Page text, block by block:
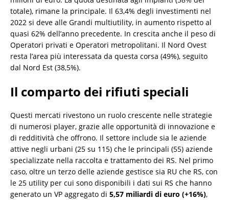
totale), rimane la principale. Il 63,4% degli investimenti nel
2022 si deve alle Grandi multiutility, in aumento rispetto al
quasi 62% dell’anno precedente. In crescita anche il peso di
Operatori privati e Operatori metropolitani. Il Nord Ovest
resta l’area più interessata da questa corsa (49%), seguito
dal Nord Est (38,5%).
Il comparto dei rifiuti speciali
Questi mercati rivestono un ruolo crescente nelle strategie
di numerosi player, grazie alle opportunità di innovazione e
di redditività che offrono. Il settore include sia le aziende
attive negli urbani (25 su 115) che le principali (55) aziende
specializzate nella raccolta e trattamento dei RS. Nel primo
caso, oltre un terzo delle aziende gestisce sia RU che RS, con
le 25 utility per cui sono disponibili i dati sui RS che hanno
generato un VP aggregato di 5,57 miliardi di euro (+16%),